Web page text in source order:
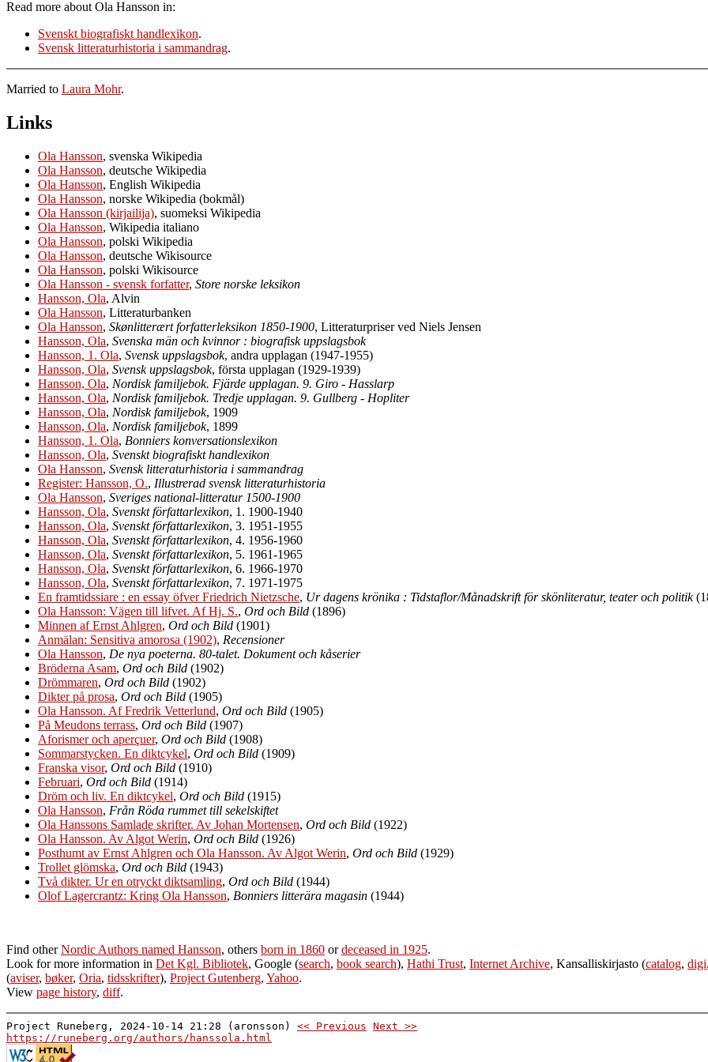
Read more about Ola Hansson in:
Svenskt biografiskt handlexikon.
Svensk litteraturhistoria i sammandrag.
Married to Laura Mohr.
Links
Ola Hansson, svenska Wikipedia
Ola Hansson, deutsche Wikipedia
Ola Hansson, English Wikipedia
Ola Hansson, norske Wikipedia (bokmål)
Ola Hansson (kirjailija), suomeksi Wikipedia
Ola Hansson, Wikipedia italiano
Ola Hansson, polski Wikipedia
Ola Hansson, deutsche Wikisource
Ola Hansson, polski Wikisource
Ola Hansson - svensk forfatter, Store norske leksikon
Hansson, Ola, Alvin
Ola Hansson, Litteraturbanken
Ola Hansson, Skønlitterært forfatterleksikon 1850-1900, Litteraturpriser ved Niels Jensen
Hansson, Ola, Svenska män och kvinnor : biografisk uppslagsbok
Hansson, 1. Ola, Svensk uppslagsbok, andra upplagan (1947-1955)
Hansson, Ola, Svensk uppslagsbok, första upplagan (1929-1939)
Hansson, Ola, Nordisk familjebok. Fjärde upplagan. 9. Giro - Hasslarp
Hansson, Ola, Nordisk familjebok. Tredje upplagan. 9. Gullberg - Hopliter
Hansson, Ola, Nordisk familjebok, 1909
Hansson, Ola, Nordisk familjebok, 1899
Hansson, 1. Ola, Bonniers konversationslexikon
Hansson, Ola, Svenskt biografiskt handlexikon
Ola Hansson, Svensk litteraturhistoria i sammandrag
Register: Hansson, O., Illustrerad svensk litteraturhistoria
Ola Hansson, Sveriges national-litteratur 1500-1900
Hansson, Ola, Svenskt författarlexikon, 1. 1900-1940
Hansson, Ola, Svenskt författarlexikon, 3. 1951-1955
Hansson, Ola, Svenskt författarlexikon, 4. 1956-1960
Hansson, Ola, Svenskt författarlexikon, 5. 1961-1965
Hansson, Ola, Svenskt författarlexikon, 6. 1966-1970
Hansson, Ola, Svenskt författarlexikon, 7. 1971-1975
En framtidssiare : en essay öfver Friedrich Nietzsche, Ur dagens krönika : Tidstaflor/Månadskrift för skönliteratur, teater och politik
Ola Hansson: Vägen till lifvet. Af Hj. S., Ord och Bild (1896)
Minnen af Ernst Ahlgren, Ord och Bild (1901)
Anmälan: Sensitiva amorosa (1902), Recensioner
Ola Hansson, De nya poeterna. 80-talet. Dokument och kåserier
Bröderna Asam, Ord och Bild (1902)
Drömmaren, Ord och Bild (1902)
Dikter på prosa, Ord och Bild (1905)
Ola Hansson. Af Fredrik Vetterlund, Ord och Bild (1905)
På Meudons terrass, Ord och Bild (1907)
Aforismer och aperçuer, Ord och Bild (1908)
Sommarstycken. En diktcykel, Ord och Bild (1909)
Franska visor, Ord och Bild (1910)
Februari, Ord och Bild (1914)
Dröm och liv. En diktcykel, Ord och Bild (1915)
Ola Hansson, Från Röda rummet till sekelskiftet
Ola Hanssons Samlade skrifter. Av Johan Mortensen, Ord och Bild (1922)
Ola Hansson. Av Algot Werin, Ord och Bild (1926)
Posthumt av Ernst Ahlgren och Ola Hansson. Av Algot Werin, Ord och Bild (1929)
Trollet glömska, Ord och Bild (1943)
Två dikter. Ur en otryckt diktsamling, Ord och Bild (1944)
Olof Lagercrantz: Kring Ola Hansson, Bonniers litterära magasin (1944)
Find otherNordic Authors named Hansson, others born in 1860 ordeceased in 1925.
Look for more information in Det Kgl. Bibliotek, Google (search, book search), Hathi Trust, Internet Archive, Kansalliskirjasto (catalog, digi
(aviser, bøker, Oria, tidsskrifter), Project Gutenberg, Yahoo.
View page history, diff.
Project Runeberg, 2024-10-14 21:28 (aronsson) << Previous Next >>
https://runeberg.org/authors/hanssola.html